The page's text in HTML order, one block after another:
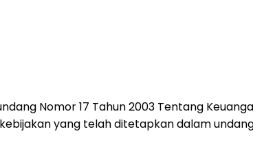
Nomor 17 Tahun 2003 Tentang
yang telah ditetapkan dalam